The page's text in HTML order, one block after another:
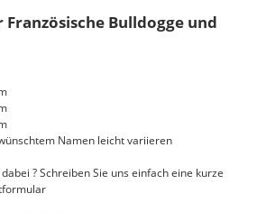
Bulldogge und
Namen leicht variieren
? Schreiben Sie uns einfach eine kurze